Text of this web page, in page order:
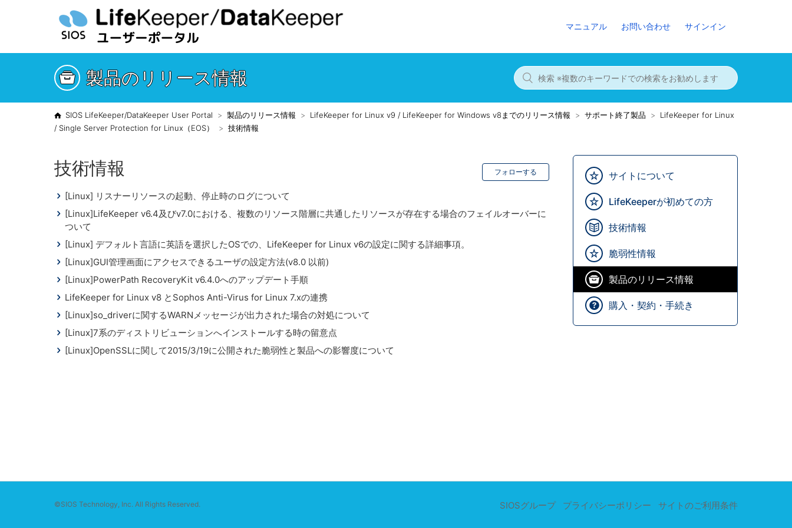
マニュアル お問い合わせ サインイン
製品のリリース情報
SIOS LifeKeeper/DataKeeper User Portal 製品のリリース情報 LifeKeeper for Linux v9 / LifeKeeper for Windows v8までのリリース情報 サポート終了製品
LifeKeeper for Linux
/ Single Server Protection for Linux（EOS）
技術情報
サイトについて
LifeKeeperが初めての方
技術情報
脆弱性情報
製品のリリース情報
購入・契約・手続き
技術情報 フォローする
[Linux] リスナーリソースの起動、停止時のログについて
[Linux]LifeKeeper v6.4及びv7.0における、複数のリソース階層に共通したリソースが存在する場合のフェイルオーバーに
ついて
[Linux] デフォルト言語に英語を選択したOSでの、LifeKeeper for Linux v6の設定に関する詳細事項。
[Linux]GUI管理画面にアクセスできるユーザの設定方法(v8.0 以前)
[Linux]PowerPath RecoveryKit v6.4.0へのアップデート手順
LifeKeeper for Linux v8 とSophos Anti-Virus for Linux 7.xの連携
[Linux]so_driverに関するWARNメッセージが出力された場合の対処について
[Linux]7系のディストリビューションへインストールする時の留意点
[Linux]OpenSSLに関して2015/3/19に公開された脆弱性と製品への影響度について
サイトのご利用条件
プライバシーポリシー
SIOSグループ
©SIOS Technology, Inc. All Rights Reserved.